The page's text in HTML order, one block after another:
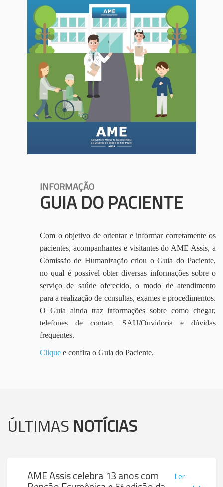
INFORMAÇÃO
GUIA DO PACIENTE
Com o objetivo de orientar e informar corretamente os
pacientes, acompanhantes e visitantes do AME Assis, a
Comissão de Humanização criou o Guia do Paciente,
no qual é possível obter diversas informações sobre o
serviço de saúde oferecido, o modo de atendimento
para a realização de consultas, exames e procedimentos.
O Guia ainda traz informações sobre como chegar,
telefones de contato, SAU/Ouvidoria e dúvidas
frequentes.
Clique e confira o Guia do Paciente.
ÚLTIMAS NOTÍCIAS
AME Assis celebra 13 anos com
Ler